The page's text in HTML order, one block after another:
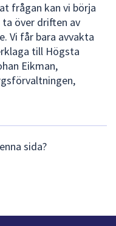
frågan kan vi börja
över driften av
Vi får bara avvakta
till Högsta
Eikman,
sida?